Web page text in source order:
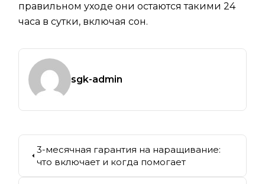
правильном уходе они остаются такими 24
часа в сутки, включая сон.
sgk-admin
3-месячная гарантия на наращивание:
что включает и когда помогает